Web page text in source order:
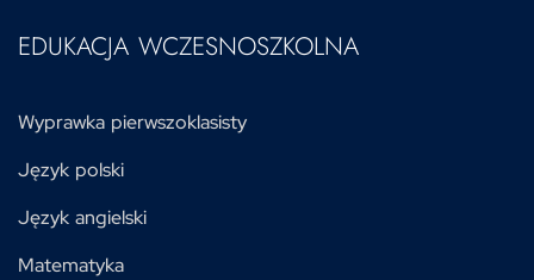
EDUKACJA WCZESNOSZKOLNA
Wyprawka pierwszoklasisty
Język polski
Język angielski
Matematyka